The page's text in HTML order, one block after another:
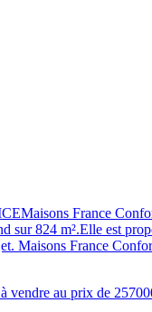
France
824 m².Elle est
France